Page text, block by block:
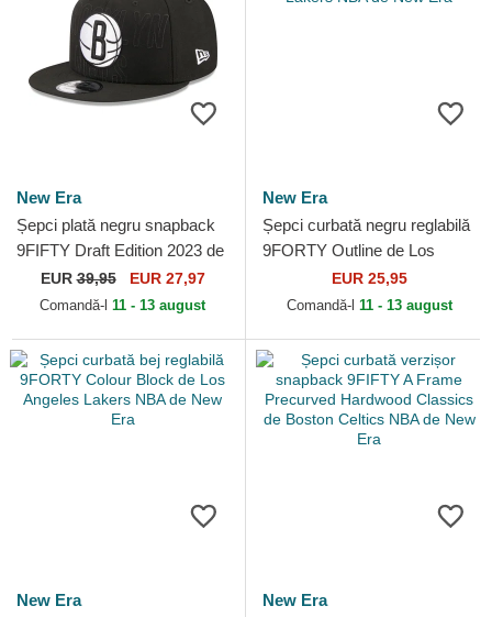
New Era
Șepci plată negru snapback
9FIFTY Draft Edition 2023 de
Brooklyn Nets NBA de New
Era
EUR39,95 EUR 27,97
Comandă-l 11 - 13 august
New Era
Șepci curbată negru reglabilă
9FORTY Outline de Los
Angeles Lakers NBA de New
Era
EUR 25,95
Comandă-l 11 - 13 august
New Era
New Era